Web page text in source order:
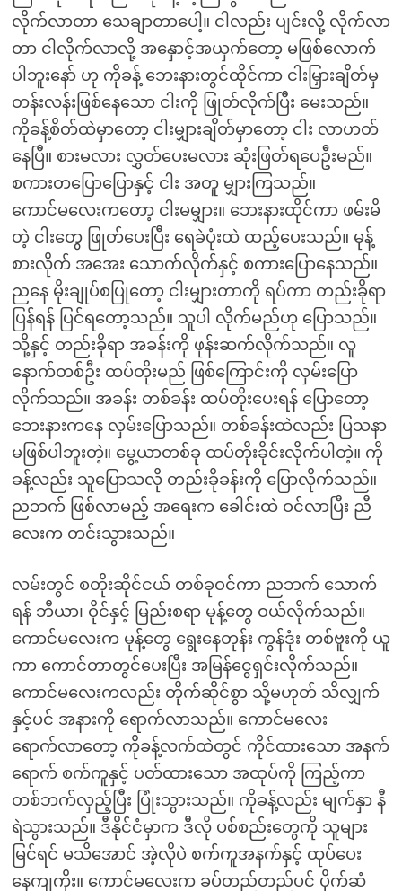
လိုက်လာတာ သေချာတာပေါ့။ ငါလည်း ပျင်းလို့ လိုက်လာ
တာ ငါလိုက်လာလို့ အနှောင့်အယှက်တော့ မဖြစ်လောက်
ပါဘူးနော် ဟု ကိုခန့် ဘေးနားတွင်ထိုင်ကာ ငါးမြှားချိတ်မှ
တန်းလန်းဖြစ်နေသော ငါးကို ဖြုတ်လိုက်ပြီး မေးသည်။
ကိုခန့်စိတ်ထဲမှာတော့ ငါးမျှားချိတ်မှာတော့ ငါး လာဟတ်
နေပြီ။ စားမလား လွှတ်ပေးမလား ဆုံးဖြတ်ရပေဦးမည်။
စကားတပြောပြောနှင့် ငါး အတူ မျှားကြသည်။
ကောင်မလေးကတော့ ငါးမမျှား။ ဘေးနားထိုင်ကာ ဖမ်းမိ
တဲ့ ငါးတွေ ဖြုတ်ပေးပြီး ရေခဲပုံးထဲ ထည့်ပေးသည်။ မုန့်
စားလိုက် အအေး သောက်လိုက်နှင့် စကားပြောနေသည်။
ညနေ မိုးချုပ်စပြုတော့ ငါးမျှားတာကို ရပ်ကာ တည်းခိုရာ
ပြန်ရန် ပြင်ရတော့သည်။ သူပါ လိုက်မည်ဟု ပြောသည်။
သို့နှင့် တည်းခိုရာ အခန်းကို ဖုန်းဆက်လိုက်သည်။ လူ
နောက်တစ်ဦး ထပ်တိုးမည် ဖြစ်ကြောင်းကို လှမ်းပြော
လိုက်သည်။ အခန်း တစ်ခန်း ထပ်တိုးပေးရန် ပြောတော့
ဘေးနားကနေ လှမ်းပြောသည်။ တစ်ခန်းထဲလည်း ပြသနာ
မဖြစ်ပါဘူးတဲ့။ မွေ့ယာတစ်ခု ထပ်တိုးခိုင်းလိုက်ပါတဲ့။ ကို
ခန့်လည်း သူပြောသလို တည်းခိုခန်းကို ပြောလိုက်သည်။
ညဘက် ဖြစ်လာမည့် အရေးက ခေါင်းထဲ ဝင်လာပြီး ညီ
လေးက တင်းသွားသည်။
လမ်းတွင် စတိုးဆိုင်ငယ် တစ်ခုဝင်ကာ ညဘက် သောက်
ရန် ဘီယာ၊ ဝိုင်နှင့် မြည်းစရာ မုန့်တွေ ဝယ်လိုက်သည်။
ကောင်မလေးက မုန့်တွေ ရွေးနေတုန်း ကွန်ဒုံး တစ်ဗူးကို ယူ
ကာ ကောင်တာတွင်ပေးပြီး အမြန်ငွေရှင်းလိုက်သည်။
ကောင်မလေးကလည်း တိုက်ဆိုင်စွာ သို့မဟုတ် သိလျှက်
နှင့်ပင် အနားကို ရောက်လာသည်။ ကောင်မလေး
ရောက်လာတော့ ကိုခန့်လက်ထဲတွင် ကိုင်ထားသော အနက်
ရောက် စက်ကူနှင့် ပတ်ထားသော အထုပ်ကို ကြည့်ကာ
တစ်ဘက်လှည့်ပြီး ပြုံးသွားသည်။ ကိုခန့်လည်း မျက်နှာ နီ
ရဲသွားသည်။ ဒီနိုင်ငံမှာက ဒီလို ပစ်စည်းတွေကို သူများ
မြင်ရင် မသိအောင် အဲ့လိုပဲ စက်ကူအနက်နှင့် ထုပ်ပေး
နေကျကိုး။ ကောင်မလေးက ခပ်တည်တည်ပင် ပိုက်ဆံ